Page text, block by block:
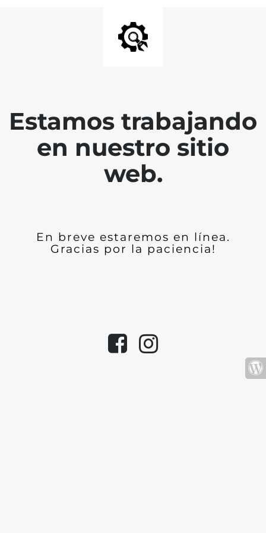
Estamos trabajando
en nuestro sitio
web.
En breve estaremos en línea.
Gracias por la paciencia!